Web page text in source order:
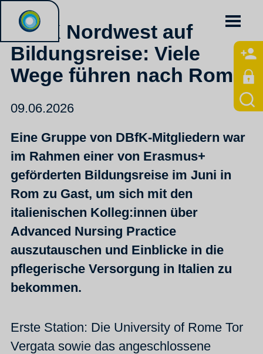
DBfK Nordwest auf
Bildungsreise: Viele
Wege führen nach Rom
09.06.2026
Eine Gruppe von DBfK-Mitgliedern war
im Rahmen einer von Erasmus+
geförderten Bildungsreise im Juni in
Rom zu Gast, um sich mit den
italienischen Kolleg:innen über
Advanced Nursing Practice
auszutauschen und Einblicke in die
pflegerische Versorgung in Italien zu
bekommen.
Erste Station: Die University of Rome Tor
Vergata sowie das angeschlossene